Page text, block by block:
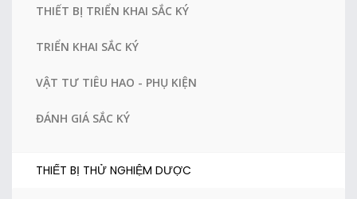
THIẾT BỊ TRIỂN KHAI SẮC KÝ
TRIỂN KHAI SẮC KÝ
VẬT TƯ TIÊU HAO - PHỤ KIỆN
ĐÁNH GIÁ SẮC KÝ
THIẾT BỊ THỬ NGHIỆM DƯỢC